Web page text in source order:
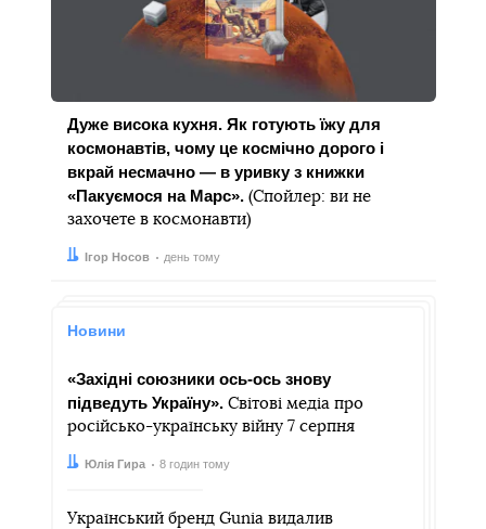
Дуже висока кухня. Як готують їжу для
космонавтів, чому це космічно дорого і
вкрай несмачно — в уривку з книжки
«Пакуємося на Марс». (Спойлер: ви не
захочете в космонавти)
Автор:
Ігор Носов
Дата: день тому
Новини
«Західні союзники ось-ось знову
підведуть Україну». Світові медіа про
російсько-українську війну 7 серпня
Автор:
Юлія Гира
Дата: 8 годин тому
Український бренд Gunia видалив